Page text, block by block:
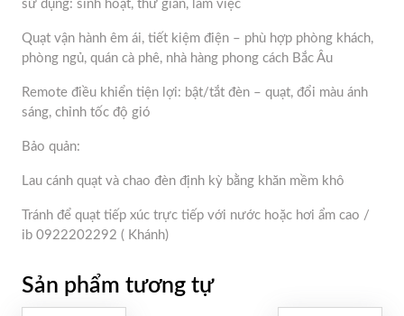
sử dụng: sinh hoạt, thư giãn, làm việc
Quạt vận hành êm ái, tiết kiệm điện – phù hợp phòng khách,
phòng ngủ, quán cà phê, nhà hàng phong cách Bắc Âu
Remote điều khiển tiện lợi: bật/tắt đèn – quạt, đổi màu ánh
sáng, chỉnh tốc độ gió
Bảo quản:
Lau cánh quạt và chao đèn định kỳ bằng khăn mềm khô
Tránh để quạt tiếp xúc trực tiếp với nước hoặc hơi ẩm cao /
ib 0922202292 ( Khánh)
Sản phẩm tương tự